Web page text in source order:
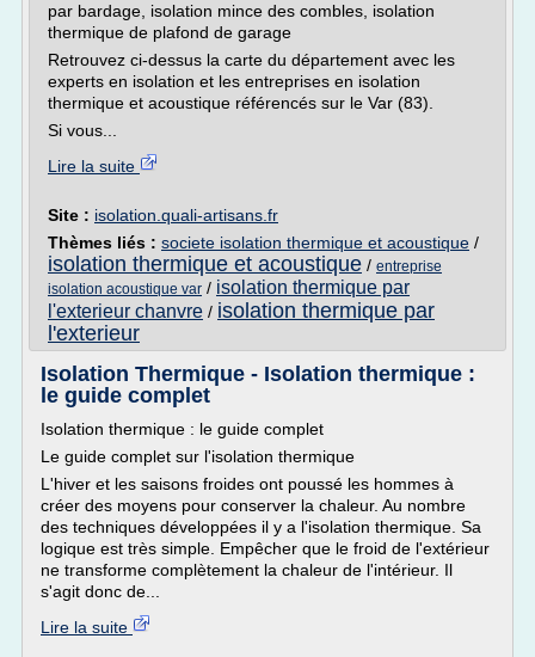
par bardage, isolation mince des combles, isolation
thermique de plafond de garage
Retrouvez ci-dessus la carte du département avec les
experts en isolation et les entreprises en isolation
thermique et acoustique référencés sur le Var (83).
Si vous...
Lire la suite
Site : isolation.quali-artisans.fr
Thèmes liés : societe isolation thermique et acoustique /
isolation thermique et acoustique / entreprise
isolation acoustique var / isolation thermique par
l'exterieur chanvre / isolation thermique par
l'exterieur
Isolation Thermique - Isolation thermique :
le guide complet
Isolation thermique : le guide complet
Le guide complet sur l'isolation thermique
L'hiver et les saisons froides ont poussé les hommes à
créer des moyens pour conserver la chaleur. Au nombre
des techniques développées il y a l'isolation thermique. Sa
logique est très simple. Empêcher que le froid de l'extérieur
ne transforme complètement la chaleur de l'intérieur. Il
s'agit donc de...
Lire la suite